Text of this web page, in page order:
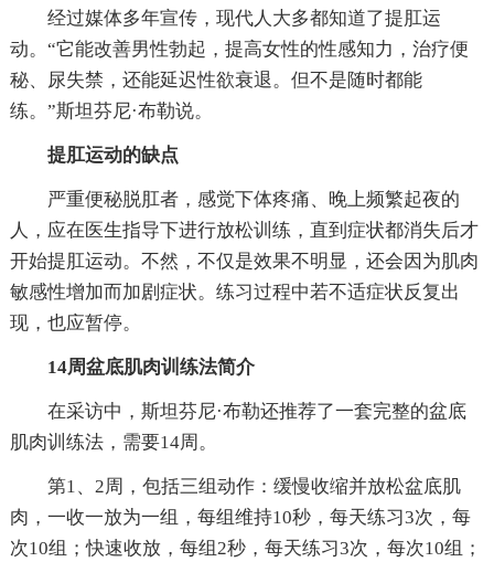
经过媒体多年宣传，现代人大多都知道了提肛运
动。“它能改善男性勃起，提高女性的性感知力，治疗便
秘、尿失禁，还能延迟性欲衰退。但不是随时都能
练。”斯坦芬尼·布勒说。
提肛运动的缺点
严重便秘脱肛者，感觉下体疼痛、晚上频繁起夜的
人，应在医生指导下进行放松训练，直到症状都消失后才
开始提肛运动。不然，不仅是效果不明显，还会因为肌肉
敏感性增加而加剧症状。练习过程中若不适症状反复出
现，也应暂停。
14周盆底肌肉训练法简介
在采访中，斯坦芬尼·布勒还推荐了一套完整的盆底
肌肉训练法，需要14周。
第1、2周，包括三组动作：缓慢收缩并放松盆底肌
肉，一收一放为一组，每组维持10秒，每天练习3次，每
次10组；快速收放，每组2秒，每天练习3次，每次10组；